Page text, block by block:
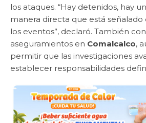
los ataques. “Hay detenidos, hay
manera directa que está
los eventos”, declaró. También
aseguramientos en Comalcalco,
permitir que las investigaciones
establecer responsabilidades